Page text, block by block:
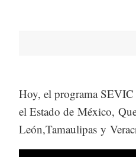
Hoy, el programa SEVIC
el Estado de México,
León,Tamaulipas y